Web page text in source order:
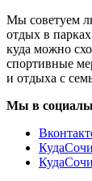
Мы советуем
отдых в
куда можно
спортивные
и отдыха с
Мы в